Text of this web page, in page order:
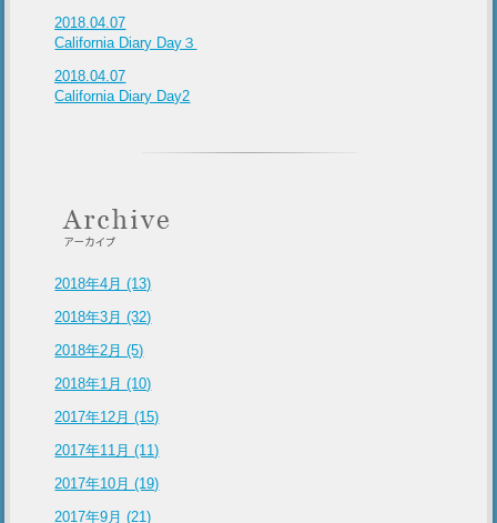
2018.04.07
California Diary Day３
2018.04.07
California Diary Day2
2018年4月 (13)
2018年3月 (32)
2018年2月 (5)
2018年1月 (10)
2017年12月 (15)
2017年11月 (11)
2017年10月 (19)
2017年9月 (21)